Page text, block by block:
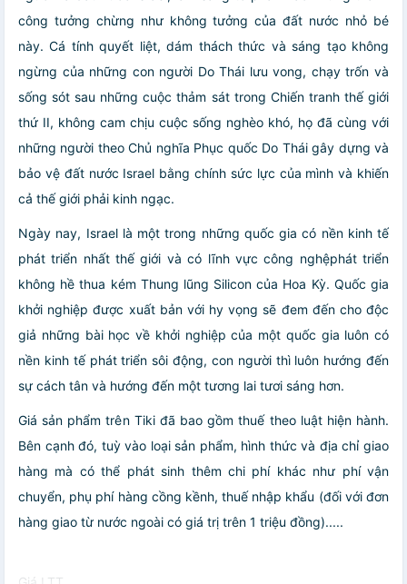
công tưởng chừng như không tưởng của đất nước nhỏ bé
này. Cá tính quyết liệt, dám thách thức và sáng tạo không
ngừng của những con người Do Thái lưu vong, chạy trốn và
sống sót sau những cuộc thảm sát trong Chiến tranh thế giới
thứ II, không cam chịu cuộc sống nghèo khó, họ đã cùng với
những người theo Chủ nghĩa Phục quốc Do Thái gây dựng và
bảo vệ đất nước Israel bằng chính sức lực của mình và khiến
cả thế giới phải kinh ngạc.
Ngày nay, Israel là một trong những quốc gia có nền kinh tế
phát triển nhất thế giới và có lĩnh vực công nghệphát triển
không hề thua kém Thung lũng Silicon của Hoa Kỳ. Quốc gia
khởi nghiệp được xuất bản với hy vọng sẽ đem đến cho độc
giả những bài học về khởi nghiệp của một quốc gia luôn có
nền kinh tế phát triển sôi động, con người thì luôn hướng đến
sự cách tân và hướng đến một tương lai tươi sáng hơn.
Giá sản phẩm trên Tiki đã bao gồm thuế theo luật hiện hành.
Bên cạnh đó, tuỳ vào loại sản phẩm, hình thức và địa chỉ giao
hàng mà có thể phát sinh thêm chi phí khác như phí vận
chuyển, phụ phí hàng cồng kềnh, thuế nhập khẩu (đối với đơn
hàng giao từ nước ngoài có giá trị trên 1 triệu đồng).....